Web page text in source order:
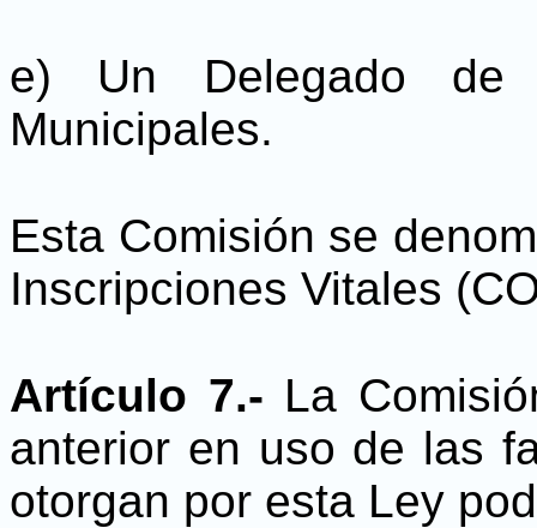
e) Un Delegado de
Municipales.
Esta Comisión se
Inscripciones Vitales
Artículo 7.- La
anterior en uso de las
otorgan por esta Ley